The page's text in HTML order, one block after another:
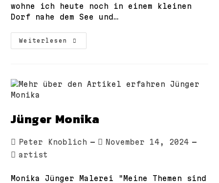
wohne ich heute noch in einem kleinen
Dorf nahe dem See und…
Weiterlesen
Kappus
Tina
Jünger Monika
Beitrags-
Autor:
Peter Knoblich
Beitrag
November 14, 2024
Beitrags-
artist
Monika Jünger Malerei "Meine Themen sind